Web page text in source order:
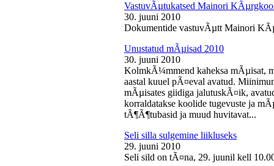
VastuvÃµtukatsed Mainori
30. juuni 2010
Dokumentide vastuvÃµtt Mainori
Unustatud mÃµisad 2010
30. juuni 2010
KolmkÃ¼mmend kaheksa mÃµisat,
aastal kuuel pÃ¤eval avatud.
mÃµisates giidiga jalutuskÃ¤ik,
korraldatakse koolide tugevuste ja
tÃ¶Ã¶tubasid ja muud huvitavat...
Seli silla sulgemine liikluseks
29. juuni 2010
Seli sild on tÃ¤na, 29. juunil kell